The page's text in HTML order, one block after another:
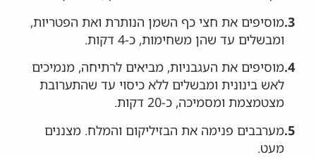
3. מוסיפים את חצי כף השמן הנותרת ואת הפטריות,
ומבשלים עד שהן משחימות, כ-4 דקות.
4. מוסיפים את העגבניות, מביאים לרתיחה, מנמיכים
לאש בינונית ומבשלים ללא כיסוי עד שהתערובת
מצטמצמת ומסמיכה, כ-20 דקות.
5. מערבבים פנימה את הבזיליקום והמלח. מצננים
מעט.